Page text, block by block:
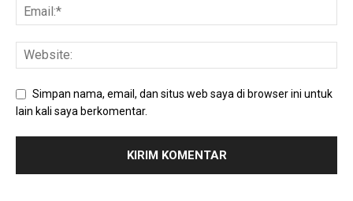
Simpan nama, email, dan situs web saya di browser ini untuk
lain kali saya berkomentar.